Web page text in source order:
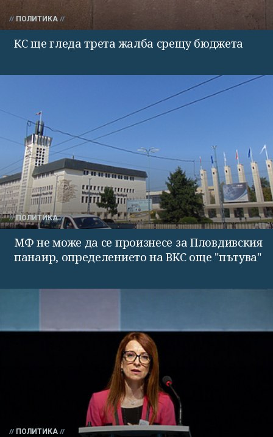
ПОЛИТИКА
КС ще гледа трета жалба срещу бюджета
ПОЛИТИКА
МФ не може да се произнесе за Пловдивския
панаир, определението на ВКС още "пътува"
ПОЛИТИКА